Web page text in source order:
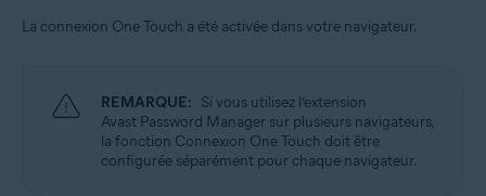
La connexion One Touch a été activée dans votre navigateur.
REMARQUE: Si vous utilisez l’extension
Avast Password Manager sur plusieurs navigateurs,
la fonction Connexion One Touch doit être
configurée séparément pour chaque navigateur.